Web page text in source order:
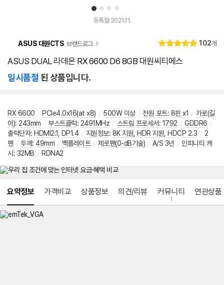
1 2 3 4
튜
등록월 2021.11.
ASUS 대원CTS 브랜드로그
별
4.
리
102개
ASUS DUAL 라데온 RX 6600 D6 8GB 대원씨티에스
일시품절 된 상품입니다.
RX 6600 / PCIe4.0x16(at x8) / 500W 이상 / 전원 포트: 8핀 x1 / 가로(길
이): 243mm / 부스트클럭: 2491MHz / 스트림 프로세서: 1792 / GDDR6 /
출력단자: HDMI2.1 DP1.4 / 지원정보: 8K 지원 HDR 지원 HDCP 2.3 / 2
팬 / 두께: 49mm / 백플레이트 / 제로팬(0-dB기술) / A/S 3년 / 인피니티 캐
시: 32MB / RDNA2
요약정보 가격비교 상품정보 의견/리뷰 커뮤니티
1
연관상품